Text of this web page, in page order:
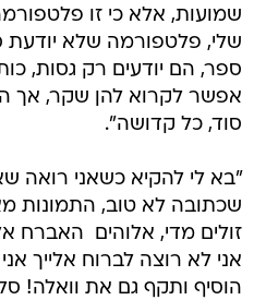
שמועות, אלא כי זו
שלי, פלטפורמה שלא יודעת
ספר, הם יודעים רק גסות,
אפשר לקרוא להן שקר, אך
סוד, כל קדושה".
"בא לי להקיא כשאני רואה
שכתובה לא טוב, התמונות
זולים מדי, אלוהים  האברח
אני לא רוצה לברוח אלייך
הוסיף ותקף גם את וואלה!